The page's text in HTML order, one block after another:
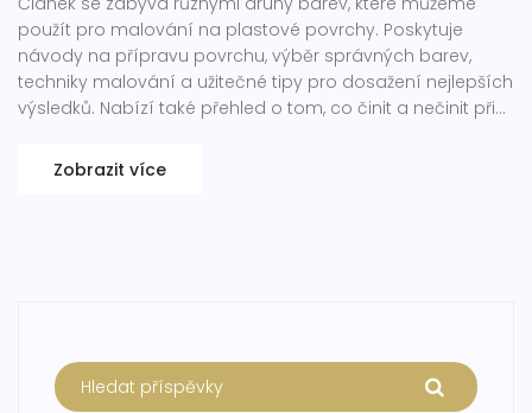
použít pro malování na plastové povrchy. Poskytuje
návody na přípravu povrchu, výběr správných barev,
techniky malování a užitečné tipy pro dosažení nejlepších
výsledků. Nabízí také přehled o tom, co činit a nečinit při
předměty.
Zobrazit více